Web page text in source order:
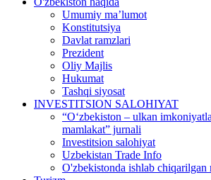
Umumiy ma’lumot
Konstitutsiya
Davlat ramzlari
Prezident
Oliy Majlis
Hukumat
Tashqi siyosat
INVESTITSION SALOHIYAT
“Oʻzbekiston – ulkan
mamlakat” jurnali
Investitsion salohiyat
Uzbekistan Trade Info
O'zbekistonda ishlab chiqarilgan